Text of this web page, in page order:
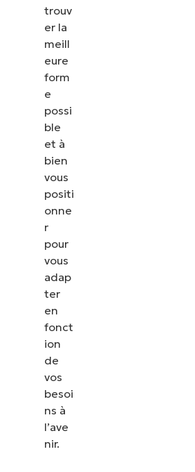
trouv
er la
meill
eure
form
e
possi
ble
et à
bien
vous
positi
onne
r
pour
vous
adap
ter
en
fonct
ion
de
vos
besoi
ns à
l’ave
nir.